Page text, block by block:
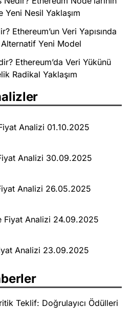
Nesil Yaklaşım
Ethereum’un Veri Yapısında
Yeni Model
Ethereum’da Veri Yükünü
Radikal Yaklaşım
Analizi 01.10.2025
Analizi 30.09.2025
Analizi 26.05.2025
Fiyat Analizi 24.09.2025
Analizi 23.09.2025
Teklif: Doğrulayıcı Ödülleri